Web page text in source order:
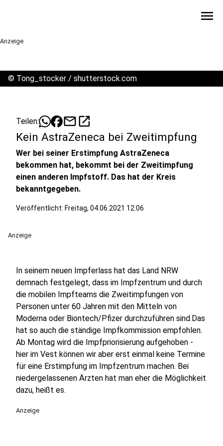
menu
Anzeige
© Tong_stocker / shutterstock.com
Teilen: mailopen_in_new
Kein AstraZeneca bei Zweitimpfung
Wer bei seiner Erstimpfung AstraZeneca
bekommen hat, bekommt bei der Zweitimpfung
einen anderen Impfstoff. Das hat der Kreis
bekanntgegeben.
Veröffentlicht: Freitag, 04.06.2021 12:06
Anzeige
In seinem neuen Impferlass hat das Land NRW
demnach festgelegt, dass im Impfzentrum und durch
die mobilen Impfteams die Zweitimpfungen von
Personen unter 60 Jahren mit den Mitteln von
Moderna oder Biontech/Pfizer durchzuführen sind.Das
hat so auch die ständige Impfkommission empfohlen.
Ab Montag wird die Impfpriorisierung aufgehoben -
hier im Vest können wir aber erst einmal keine Termine
für eine Erstimpfung im Impfzentrum machen. Bei
niedergelassenen Ärzten hat man eher die Möglichkeit
dazu, heißt es.
Anzeige